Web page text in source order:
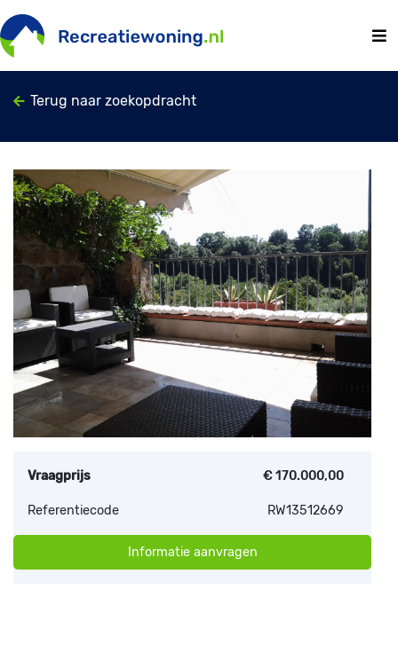
Terug naar zoekopdracht
Previous
Next
Vraagprijs € 170.000,00
Referentiecode RW13512669
Informatie aanvragen